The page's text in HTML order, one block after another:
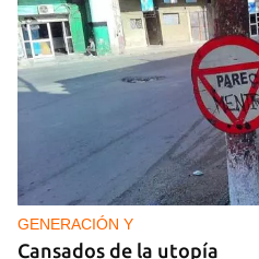
GENERACIÓN Y
Cansados de la utopía